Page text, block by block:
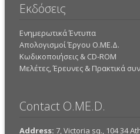
Εκδόσεις
Ενημερωτικά Έντυπα
Απολογισμοί Έργου Ο.ΜΕ.Δ.
Κωδικοποιήσεις & CD-ROM
Mελέτες, Έρευνες & Πρακτικά
Contact O.ME.D.
Address: 7, Victoria sq., 104 34